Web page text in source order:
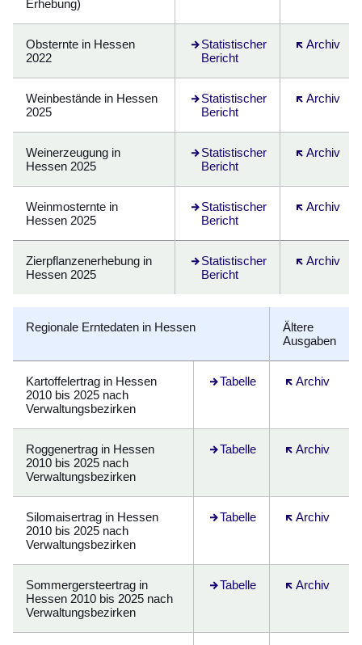
Erhebung)
Obsternte in Hessen
2022
Statistischer
Bericht
Öffnet sich in einem neuen
Archiv
Öffnet sich
Weinbestände in Hessen
2025
Statistischer
Bericht
Archiv
Öffnet sich
Weinerzeugung in
Hessen 2025
Statistischer
Bericht
Archiv
Öffnet sich
Weinmosternte in
Hessen 2025
Statistischer
Bericht
Archiv
Öffnet sich
Zierpflanzenerhebung in
Hessen 2025
Statistischer
Bericht
Öffnet sich in einem neuen
Archiv
Öffnet sich
Regionale Erntedaten in Hessen
Ältere
Ausgaben
Kartoffelertrag in Hessen
2010 bis 2025 nach
Verwaltungsbezirken
Tabelle
Öffnet sich in einem neuen
Archiv
Öffnet sich in
Roggenertrag in Hessen
2010 bis 2025 nach
Verwaltungsbezirken
Tabelle
Öffnet sich in einem neuen
Archiv
Öffnet sich in
Silomaisertrag in Hessen
2010 bis 2025 nach
Verwaltungsbezirken
Tabelle
Öffnet sich in einem neuen
Archiv
Öffnet sich in
Sommergersteertrag in
Hessen 2010 bis 2025 nach
Verwaltungsbezirken
Tabelle
Öffnet sich in einem neuen
Archiv
Öffnet sich in